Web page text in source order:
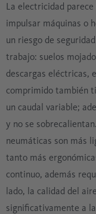
La electricidad
impulsar máquinas o
un riesgo de
trabajo: suelos
descargas eléctricas,
comprimido también
un caudal variable;
y no se
neumáticas son más
tanto más
continuo, además
lado, la calidad del
significativamente a